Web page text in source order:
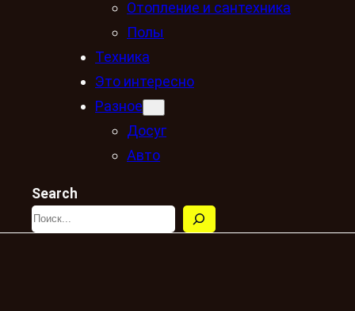
Отопление и сантехника
Полы
Техника
Это интересно
Разное
Досуг
Авто
Search